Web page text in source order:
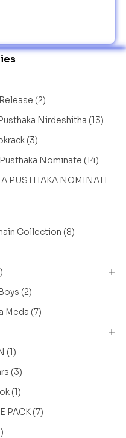
(2)
Nirdeshitha (13)
(3)
Nominate (14)
PUSTHAKA NOMINATE
Collection (8)
(2)
Meda (7)
(1)
(3)
(1)
PACK (7)